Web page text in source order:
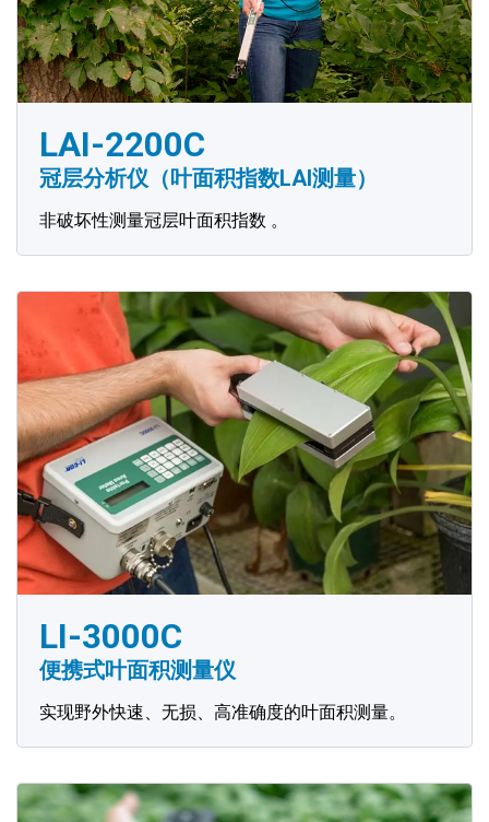
LAI-2200C
冠层分析仪（叶面积指数LAI测量）
非破坏性测量冠层叶面积指数 。
LI-3000C
便携式叶面积测量仪
实现野外快速、无损、高准确度的叶面积测量。